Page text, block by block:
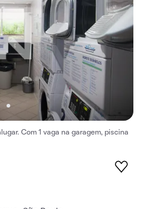
Com 1 vaga na garagem, piscina